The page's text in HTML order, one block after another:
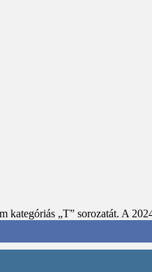
kategóriás „T” sorozatát. A